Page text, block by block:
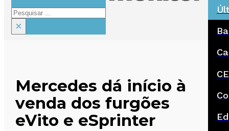
Pesquisar
×
Mercedes dá início à
venda dos furgões
eVito e eSprinter